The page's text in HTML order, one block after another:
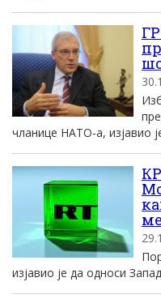
чланице НАТО-а, изјавио
изјавио је да односи